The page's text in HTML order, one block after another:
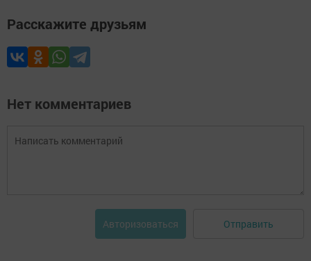
Расскажите друзьям
Нет комментариев
Авторизоваться Отправить